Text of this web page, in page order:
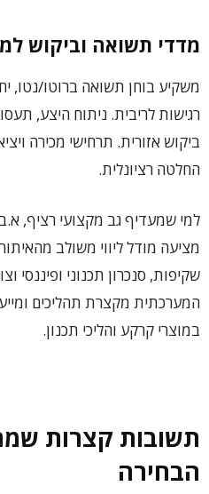
מדדי תשואה וביקוש
משקיע בוחן תשואה ברוטו/נטו,
רגישות לריבית. ניתוח היצע,
ביקוש אזורית. תרחישי מכירה
החלטה רציונלית.
למי שמעדיף גב מקצועי רציף, א.ב
מציעה מודל ליווי משולב
שקיפות, סנכרון תכנוני ופיננסי
המערכתית מקצרת תהליכים
במוצרי קרקע והליכי תכנון.
תשובות קצרות
הבחירה